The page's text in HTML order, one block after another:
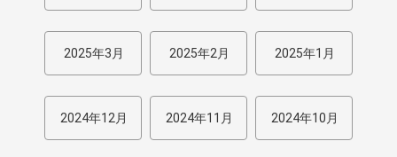
2025年3月 2025年2月 2025年1月
2024年12月 2024年11月 2024年10月